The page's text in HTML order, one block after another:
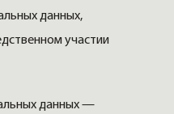
данных,
участии
данных —